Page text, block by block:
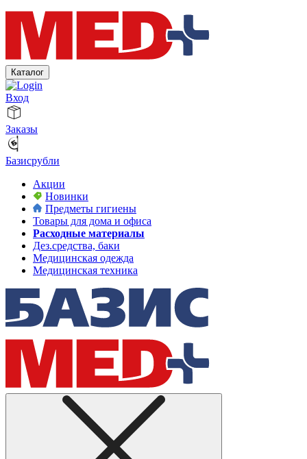
Каталог
Вход
Заказы
Базисрубли
Акции
Новинки
Предметы гигиены
Товары для дома и офиса
Расходные материалы
Дез.средства, баки
Медицинская одежда
Медицинская техника